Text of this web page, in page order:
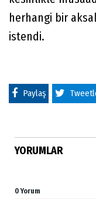
herhangi bir
istendi.
Paylaş
YORUMLAR
0 Yorum